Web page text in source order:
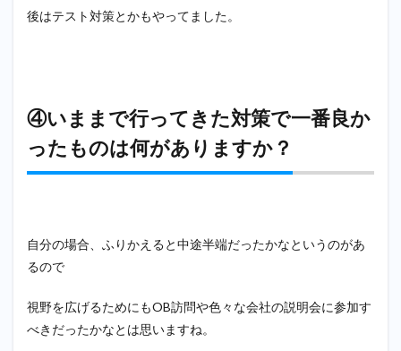
10
ら学
んだ
こと
たら
い。
11
後に
ＰＲ
事
後はテスト対策とかもやってました。
④いままで行ってきた対策で一番良か
ったものは何がありますか？
自分の場合、ふりかえると中途半端だったかなというのがあ
るので
視野を広げるためにもOB訪問や色々な会社の説明会に参加す
べきだったかなとは思いますね。